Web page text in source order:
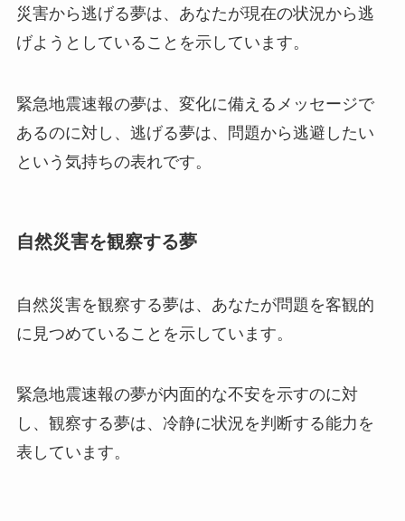
災害から逃げる夢は、あなたが現在の状況から逃
げようとしていることを示しています。
緊急地震速報の夢は、変化に備えるメッセージで
あるのに対し、逃げる夢は、問題から逃避したい
という気持ちの表れです。
自然災害を観察する夢
自然災害を観察する夢は、あなたが問題を客観的
に見つめていることを示しています。
緊急地震速報の夢が内面的な不安を示すのに対
し、観察する夢は、冷静に状況を判断する能力を
表しています。